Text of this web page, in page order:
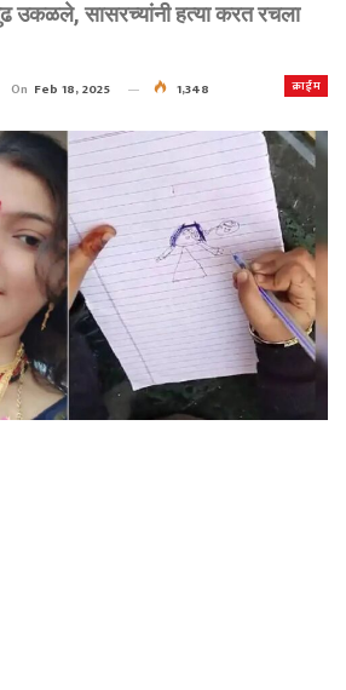
उकळले, सासरच्यांनी हत्या करत रचला
क्राईम
On Feb 18, 2025 1,348